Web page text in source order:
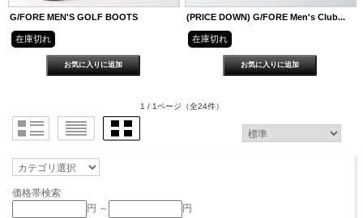
G/FORE MEN'S GOLF BOOTS
在庫切れ
(PRICE DOWN) G/FORE Men's Club...
在庫切れ
1 / 1ページ （全24件）
価格帯検索
円 ～
円